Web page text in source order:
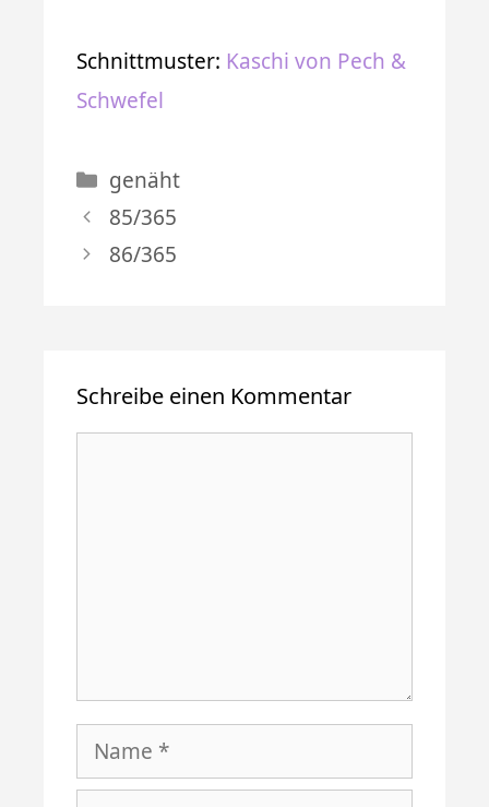
Schnittmuster: Kaschi von Pech &
Schwefel
Kategorien
genäht
85/365
86/365
Schreibe einen Kommentar
Name